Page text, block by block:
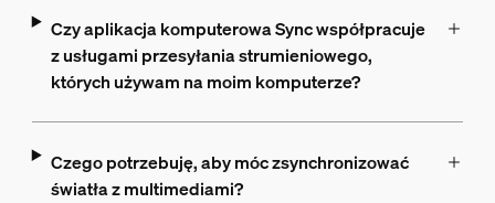
Czy aplikacja komputerowa Sync współpracuje
z usługami przesyłania strumieniowego,
których używam na moim komputerze?
Czego potrzebuję, aby móc zsynchronizować
światła z multimediami?